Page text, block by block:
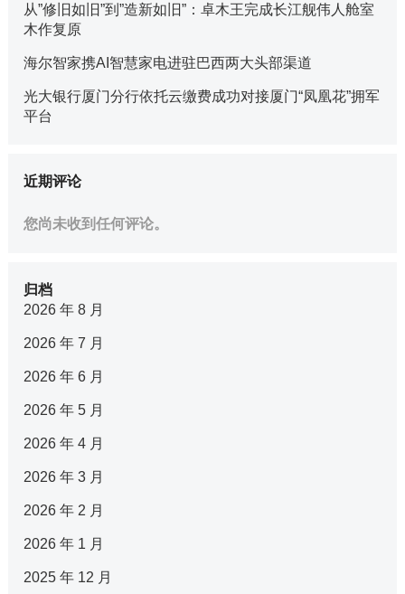
从”修旧如旧”到”造新如旧”：卓木王完成长江舰伟人舱室
木作复原
海尔智家携AI智慧家电进驻巴西两大头部渠道
光大银行厦门分行依托云缴费成功对接厦门“凤凰花”拥军
平台
近期评论
您尚未收到任何评论。
归档
2026 年 8 月
2026 年 7 月
2026 年 6 月
2026 年 5 月
2026 年 4 月
2026 年 3 月
2026 年 2 月
2026 年 1 月
2025 年 12 月